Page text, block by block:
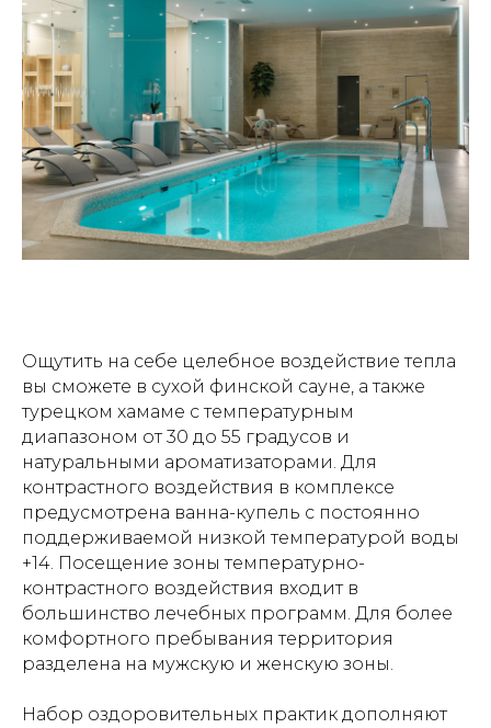
Ощутить на себе целебное воздействие тепла
вы сможете в сухой финской сауне, а также
турецком хамаме с температурным
диапазоном от 30 до 55 градусов и
натуральными ароматизаторами. Для
контрастного воздействия в комплексе
предусмотрена ванна-купель с постоянно
поддерживаемой низкой температурой воды
+14. Посещение зоны температурно-
контрастного воздействия входит в
большинство лечебных программ. Для более
комфортного пребывания территория
разделена на мужскую и женскую зоны.
Набор оздоровительных практик дополняют